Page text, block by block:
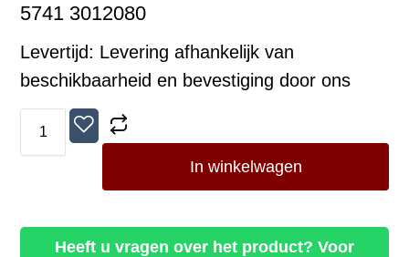
5741 3012080
Levertijd: Levering afhankelijk van
beschikbaarheid en bevestiging door ons
In winkelwagen
Heeft u vragen over het product? Voor